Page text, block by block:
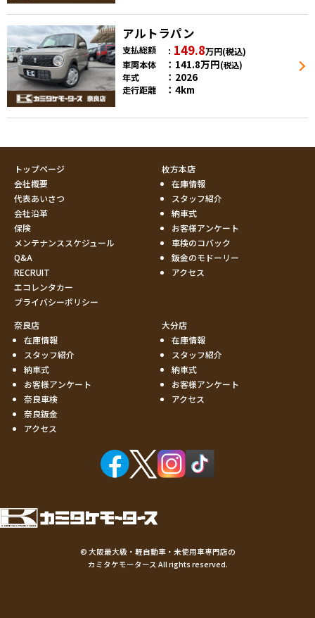
アルトラパン
支払総額 149.8万円(税込)
車両本体
141.8万円(税込)
年式 2026
走行距離 4km
トップページ
会社概要
代表あいさつ
会社沿革
保険
メンテナンススケジュール
Q&A
RECRUIT
エコレンタカー
プライバシーポリシー
枚方本店
在庫情報
スタッフ紹介
納車式
お客様アンケート
車検のコバック
鈑金のモドーリー
アクセス
奈良店
在庫情報
スタッフ紹介
納車式
お客様アンケート
奈良車検
奈良鈑金
アクセス
大分店
在庫情報
スタッフ紹介
納車式
お客様アンケート
アクセス
© 大阪最大級・軽自動車・未使用車専門店の
カミタケモータース All rights reserved.